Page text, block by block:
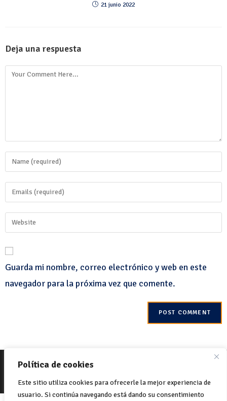
Política de cookies
Este sitio utiliza cookies para ofrecerle la mejor experiencia de
usuario. Si continúa navegando está dando su consentimiento
21 junio 2022
Deja una respuesta
Guarda mi nombre, correo electrónico y web en este
navegador para la próxima vez que comente.
© 2022 Net-One.org. Todos los derechos reservados. Sitio por
MVC
Política de privacidad